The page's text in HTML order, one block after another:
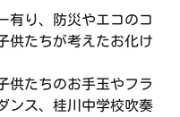
有り、防災やエコのコ
供たちが考えたお化け
供たちのお手玉やフラ
ンス、桂川中学校吹奏